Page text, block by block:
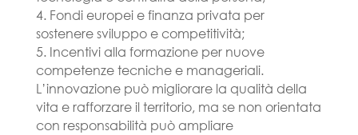
4. Fondi europei e finanza privata per
sostenere sviluppo e competitività;
5. Incentivi alla formazione per nuove
competenze tecniche e manageriali.
L’innovazione può migliorare la qualità della
vita e rafforzare il territorio, ma se non orientata
con responsabilità può ampliare